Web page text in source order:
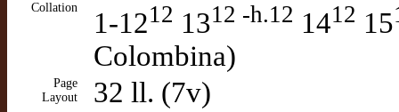
Collation 1-1212 1312 -h.12 1412 15
Colombina)
Page
Layout
32 ll. (7v)